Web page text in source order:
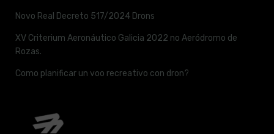
Novo Real Decreto 517/2024 Drons
XV Criterium Aeronáutico Galicia 2022 no Aeródromo de
Rozas.
Como planificar un voo recreativo con dron?